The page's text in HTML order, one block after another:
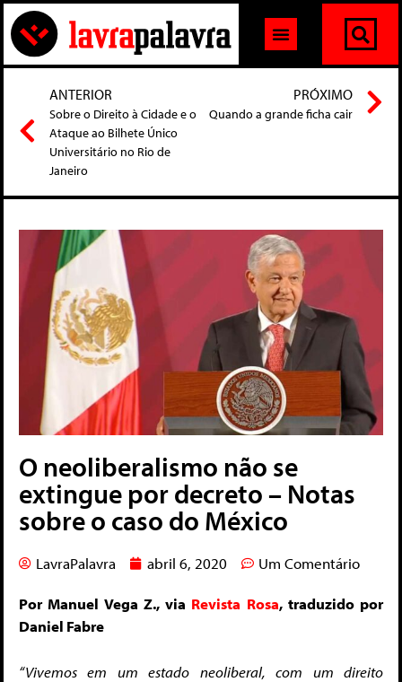
ANTERIOR
Sobre o Direito à Cidade e o
Ataque ao Bilhete Único
Universitário no Rio de
Janeiro
PRÓXIMO
Quando a grande ficha cair
O neoliberalismo não se
extingue por decreto – Notas
sobre o caso do México
LavraPalavra abril 6, 2020 Um Comentário
Por Manuel Vega Z., via Revista Rosa, traduzido por
Daniel Fabre
“Vivemos em um estado neoliberal, com um direito